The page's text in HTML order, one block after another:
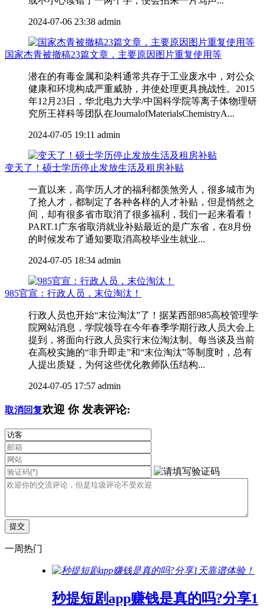
2024-07-06 23:38 admin
国家杰青被撤稿23篇文章，主要原因图片重复使用等
潜在的有毒金属和染料通常共存于工业废水中，对公众
健康和环境构成严重威胁，并使处理更具挑战性。2015
年12月23日，华北电力大学/中国科学院等离子体物理研
究所王祥科等团队在JournalofMaterialsChemistryA...
2024-07-05 19:11 admin
变天了！硕士学历停止发放生活及租房补贴
一直以来，高学历人才的福利都羡煞旁人，很多城市为
了抢人才，都制定了各种各样的人才补贴，但是悄然之
间，却有很多省市取消了很多福利，我们一起来看看！
PART.1广东省取消就业补贴最近的是广东省，在8月份
的时候发布了通知要取消高校毕业生就业...
2024-07-05 18:34 admin
985官宣：行政人员，末位淘汰！
行政人员也开始“末位淘汰”了！据某西部985高校管理学
院网站消息，学院领导在今年春季学期行政人员大会上
提到，将面向行政人员实行末位淘汰制。每当谈及当前
在高校实施的“非升即走”和“末位淘汰”等制度时，总有
人提出质疑，为何这些优化教师队伍结构...
2024-07-05 17:57 admin
取消回复欢迎 你发表评论:
一周热门
秒提短剧app赚钱是真的吗?分享1